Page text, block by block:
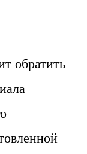
обратить